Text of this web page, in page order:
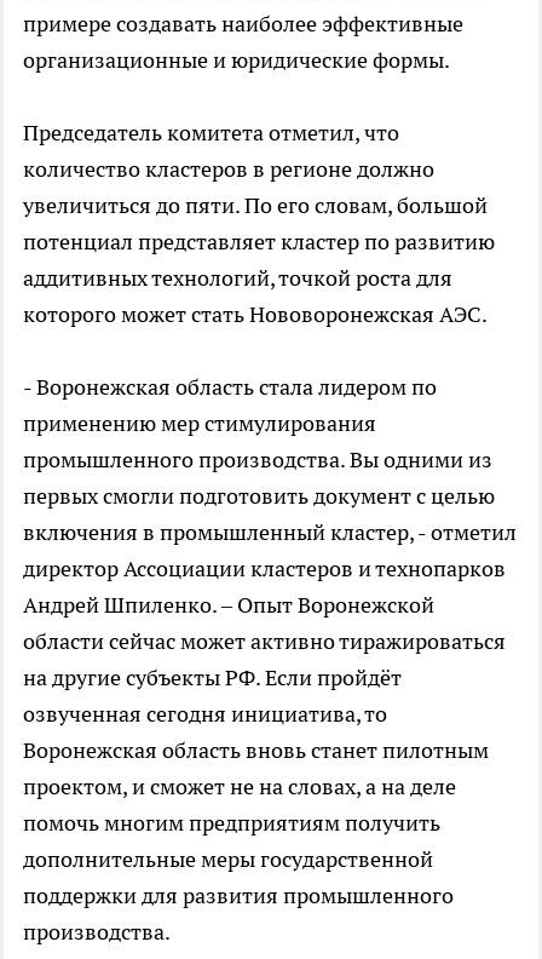
примере создавать наиболее эффективные
организационные и юридические формы.
Председатель комитета отметил, что
количество кластеров в регионе должно
увеличиться до пяти. По его словам, большой
потенциал представляет кластер по развитию
аддитивных технологий, точкой роста для
которого может стать Нововоронежская АЭС.
- Воронежская область стала лидером по
применению мер стимулирования
промышленного производства. Вы одними из
первых смогли подготовить документ с целью
включения в промышленный кластер, - отметил
директор Ассоциации кластеров и технопарков
Андрей Шпиленко. – Опыт Воронежской
области сейчас может активно тиражироваться
на другие субъекты РФ. Если пройдёт
озвученная сегодня инициатива, то
Воронежская область вновь станет пилотным
проектом, и сможет не на словах, а на деле
помочь многим предприятиям получить
дополнительные меры государственной
поддержки для развития промышленного
производства.